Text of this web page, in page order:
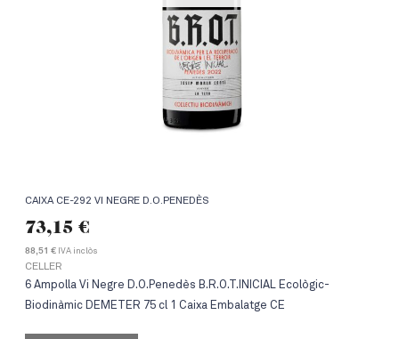
CAIXA CE-292 VI NEGRE D.O.PENEDÈS
73,15 €
88,51 € IVA inclòs
CELLER
6 Ampolla Vi Negre D.O.Penedès B.R.O.T.INICIAL Ecològic-
Biodinàmic DEMETER 75 cl 1 Caixa Embalatge CE